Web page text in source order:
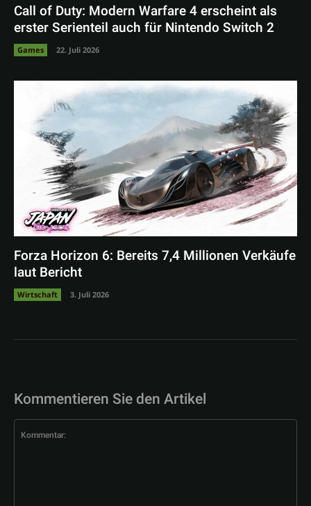
Call of Duty: Modern Warfare 4 erscheint als
erster Serienteil auch für Nintendo Switch 2
Games 22. Juli 2026
Forza Horizon 6: Bereits 7,4 Millionen Verkäufe
laut Bericht
Wirtschaft 3. Juli 2026
Kommentieren Sie den Artikel